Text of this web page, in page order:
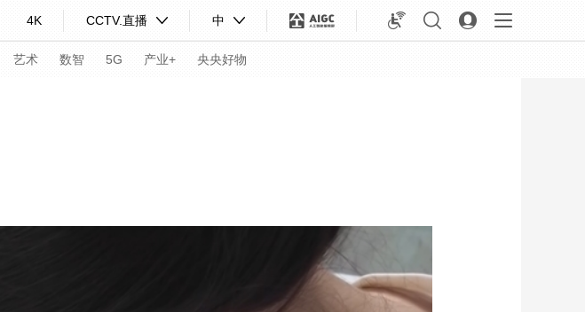
4K CCTV.直播 中
艺术 数智 5G 产业+ 央央好物